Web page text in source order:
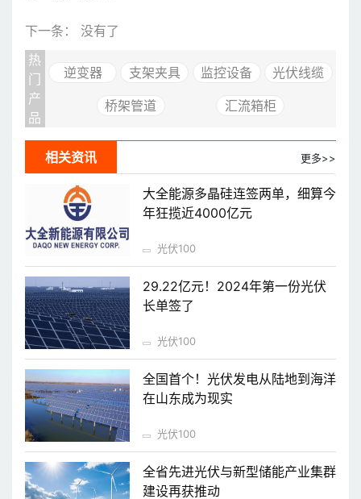
下一条： 没有了
热
门
产
品
逆变器 支架夹具 监控设备 光伏线缆
桥架管道 汇流箱柜
相关资讯 更多>>
大全能源多晶硅连签两单，细算今
年狂揽近4000亿元
光伏100
29.22亿元！2024年第一份光伏
长单签了
光伏100
全国首个！光伏发电从陆地到海洋
在山东成为现实
光伏100
全省先进光伏与新型储能产业集群
建设再获推动